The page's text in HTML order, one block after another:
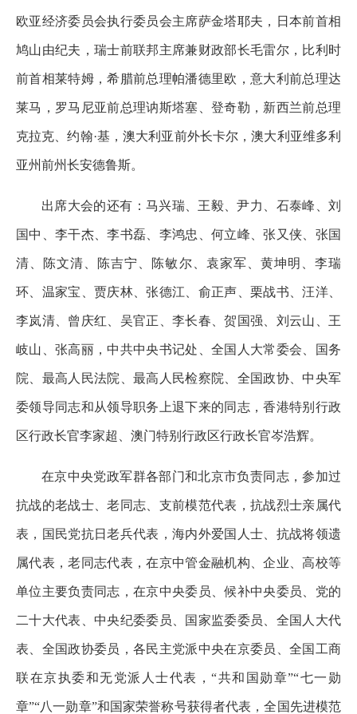
欧亚经济委员会执行委员会主席萨金塔耶夫，日本前首相
鸠山由纪夫，瑞士前联邦主席兼财政部长毛雷尔，比利时
前首相莱特姆，希腊前总理帕潘德里欧，意大利前总理达
莱马，罗马尼亚前总理讷斯塔塞、登奇勒，新西兰前总理
克拉克、约翰·基，澳大利亚前外长卡尔，澳大利亚维多利
亚州前州长安德鲁斯。
出席大会的还有：马兴瑞、王毅、尹力、石泰峰、刘
国中、李干杰、李书磊、李鸿忠、何立峰、张又侠、张国
清、陈文清、陈吉宁、陈敏尔、袁家军、黄坤明、李瑞
环、温家宝、贾庆林、张德江、俞正声、栗战书、汪洋、
李岚清、曾庆红、吴官正、李长春、贺国强、刘云山、王
岐山、张高丽，中共中央书记处、全国人大常委会、国务
院、最高人民法院、最高人民检察院、全国政协、中央军
委领导同志和从领导职务上退下来的同志，香港特别行政
区行政长官李家超、澳门特别行政区行政长官岑浩辉。
在京中央党政军群各部门和北京市负责同志，参加过
抗战的老战士、老同志、支前模范代表，抗战烈士亲属代
表，国民党抗日老兵代表，海内外爱国人士、抗战将领遗
属代表，老同志代表，在京中管金融机构、企业、高校等
单位主要负责同志，在京中央委员、候补中央委员、党的
二十大代表、中央纪委委员、国家监委委员、全国人大代
表、全国政协委员，各民主党派中央在京委员、全国工商
联在京执委和无党派人士代表，“共和国勋章”“七一勋
章”“八一勋章”和国家荣誉称号获得者代表，全国先进模范